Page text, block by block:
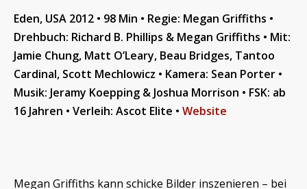
Eden, USA 2012 • 98 Min • Regie: Megan Griffiths •
Drehbuch: Richard B. Phillips & Megan Griffiths • Mit:
Jamie Chung, Matt O’Leary, Beau Bridges, Tantoo
Cardinal, Scott Mechlowicz • Kamera: Sean Porter •
Musik: Jeramy Koepping & Joshua Morrison • FSK: ab
16 Jahren • Verleih: Ascot Elite • Website
Megan Griffiths kann schicke Bilder inszenieren – bei